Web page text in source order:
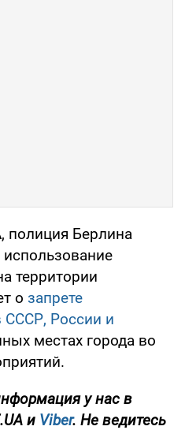
полиция Берлина
использование
территории
о запрете
СССР, России и
местах города во
у нас в
и Viber. Не ведитесь